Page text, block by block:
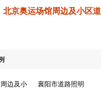
北京奥运场馆周边及小区
边及小 襄阳市道路照明